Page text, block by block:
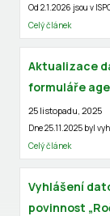
Od 2.1.2026 jsou v
Celý článek
Aktualizace
formuláře
25 listopadu, 2025
Dne 25.11.2025 byl
Celý článek
Vyhlášení
povinnost